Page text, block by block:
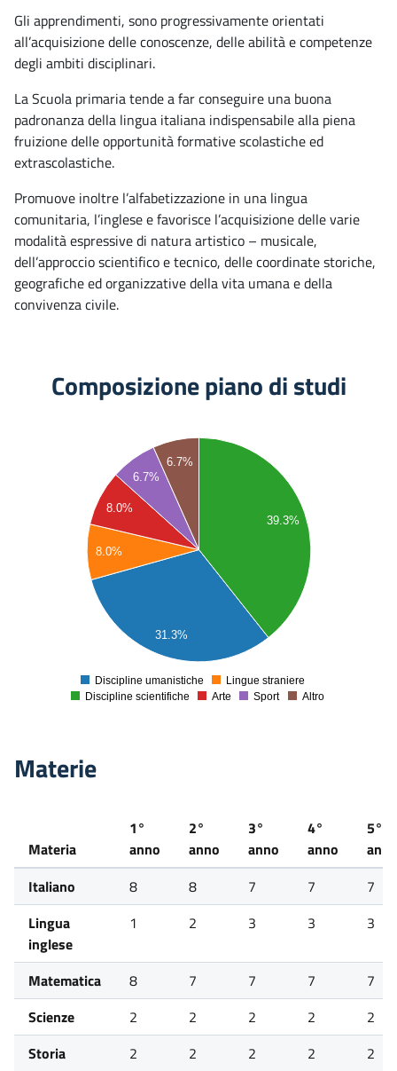
Gli apprendimenti, sono progressivamente orientati
all’acquisizione delle conoscenze, delle abilità e competenze
degli ambiti disciplinari.
La Scuola primaria tende a far conseguire una buona
padronanza della lingua italiana indispensabile alla piena
fruizione delle opportunità formative scolastiche ed
extrascolastiche.
Promuove inoltre l’alfabetizzazione in una lingua
comunitaria, l’inglese e favorisce l’acquisizione delle varie
modalità espressive di natura artistico – musicale,
dell’approccio scientifico e tecnico, delle coordinate storiche,
geografiche ed organizzative della vita umana e della
convivenza civile.
Composizione piano di studi
31.3%
8.0%
39.3%
8.0%
6.7%
6.7%
Discipline umanistiche
Lingue straniere
Discipline scientifiche
Arte Sport Altro
Materie
Materia
1°
anno
2°
anno
3°
anno
4°
anno
5°
anno
Italiano
8 8 7 7
7
Lingua
inglese
1 2 3 3 3
Matematica 8 7 7 7
7
Scienze
2 2 2 2
2
Storia
2 2 2 2 2